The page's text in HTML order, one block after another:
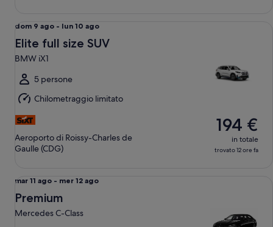
Da
dom
9
ago
lun
10
ago
dom 9 ago - lun 10 ago
Elite full size SUV
BMW iX1
5 persone
Chilometraggio limitato
Aeroporto di Roissy-Charles de
Gaulle (CDG)
194 €
in totale
trovato 12 ore fa
Da
mar
11
ago
mar 11 ago - mer 12 ago
Premium
Mercedes C-Class